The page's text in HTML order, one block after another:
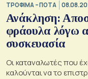
ΤΡΟΦΙΜΑ – ΠΟΤΑ
Ανάκληση:
φράουλα λόγω
συσκευασία
Οι καταναλωτές που
καλούνται να το